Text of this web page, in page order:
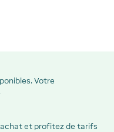
Votre
et profitez de tarifs